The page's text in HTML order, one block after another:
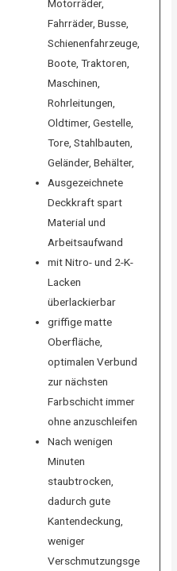
Motorräder,
Fahrräder, Busse,
Schienenfahrzeuge,
Boote, Traktoren,
Maschinen,
Rohrleitungen,
Oldtimer, Gestelle,
Tore, Stahlbauten,
Geländer, Behälter,
Ausgezeichnete
Deckkraft spart
Material und
Arbeitsaufwand
mit Nitro- und 2-K-
Lacken
überlackierbar
griffige matte
Oberfläche,
optimalen Verbund
zur nächsten
Farbschicht immer
ohne anzuschleifen
Nach wenigen
Minuten
staubtrocken,
dadurch gute
Kantendeckung,
weniger
Verschmutzungsge